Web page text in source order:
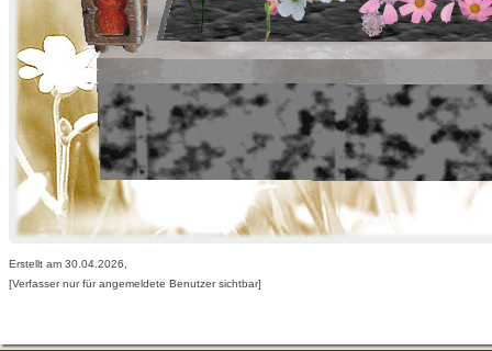
Erstellt am 30.04.2026,
[Verfasser nur für angemeldete Benutzer sichtbar]